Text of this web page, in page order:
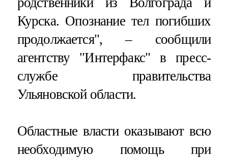
Курска. Опознание тел погибших
продолжается", – сообщили
агентству "Интерфакс" в пресс-
службе правительства
Ульяновской области.
Областные власти оказывают всю
необходимую помощь при